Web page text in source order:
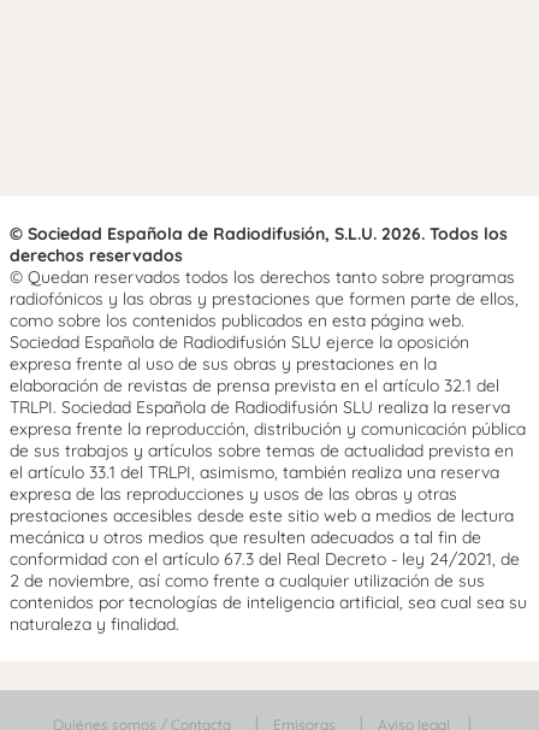
© Sociedad Española de Radiodifusión, S.L.U. 2026. Todos los
derechos reservados
© Quedan reservados todos los derechos tanto sobre programas
radiofónicos y las obras y prestaciones que formen parte de ellos,
como sobre los contenidos publicados en esta página web.
Sociedad Española de Radiodifusión SLU ejerce la oposición
expresa frente al uso de sus obras y prestaciones en la
elaboración de revistas de prensa prevista en el artículo 32.1 del
TRLPI. Sociedad Española de Radiodifusión SLU realiza la reserva
expresa frente la reproducción, distribución y comunicación pública
de sus trabajos y artículos sobre temas de actualidad prevista en
el artículo 33.1 del TRLPI, asimismo, también realiza una reserva
expresa de las reproducciones y usos de las obras y otras
prestaciones accesibles desde este sitio web a medios de lectura
mecánica u otros medios que resulten adecuados a tal fin de
conformidad con el artículo 67.3 del Real Decreto - ley 24/2021, de
2 de noviembre, así como frente a cualquier utilización de sus
contenidos por tecnologías de inteligencia artificial, sea cual sea su
naturaleza y finalidad.
Quiénes somos / Contacta Emisoras Aviso legal